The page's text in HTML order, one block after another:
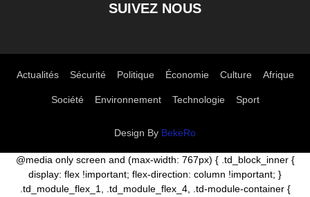
SUIVEZ NOUS
Actualités Sécurité Politique Économie Culture Afrique
Société Environnement Technologie Sport
Design By BekeRo
@media only screen and (max-width: 767px) { .td_block_inner {
display: flex !important; flex-direction: column !important; }
.td_module_flex_1, .td_module_flex_4, .td-module-container {